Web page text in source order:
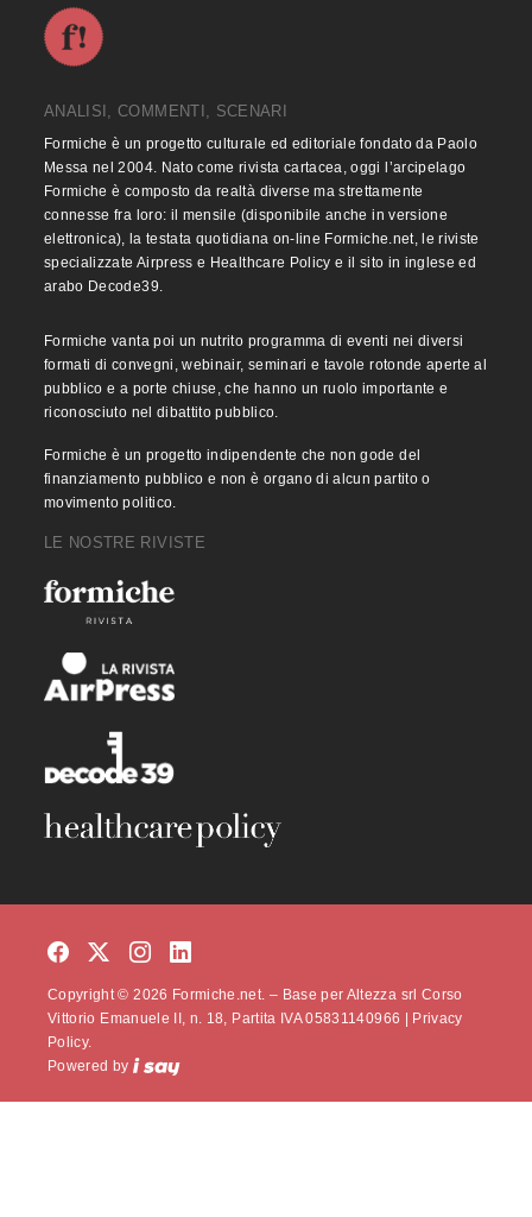
ANALISI, COMMENTI, SCENARI
Formiche è un progetto culturale ed editoriale fondato da Paolo
Messa nel 2004. Nato come rivista cartacea, oggi l’arcipelago
Formiche è composto da realtà diverse ma strettamente
connesse fra loro: il mensile (disponibile anche in versione
elettronica), la testata quotidiana on-line Formiche.net, le riviste
specializzate Airpress e Healthcare Policy e il sito in inglese ed
arabo Decode39.
Formiche vanta poi un nutrito programma di eventi nei diversi
formati di convegni, webinair, seminari e tavole rotonde aperte al
pubblico e a porte chiuse, che hanno un ruolo importante e
riconosciuto nel dibattito pubblico.
Formiche è un progetto indipendente che non gode del
finanziamento pubblico e non è organo di alcun partito o
movimento politico.
LE NOSTRE RIVISTE
Copyright © 2026 Formiche.net. – Base per Altezza srl Corso
Vittorio Emanuele II, n. 18, Partita IVA 05831140966 | Privacy
Policy.
Powered by